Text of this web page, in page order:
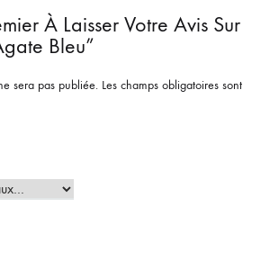
À Laisser Votre Avis Sur
Bleu”
sera pas publiée. Les champs obligatoires sont